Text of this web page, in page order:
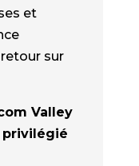
et
sur
Valley
privilégié